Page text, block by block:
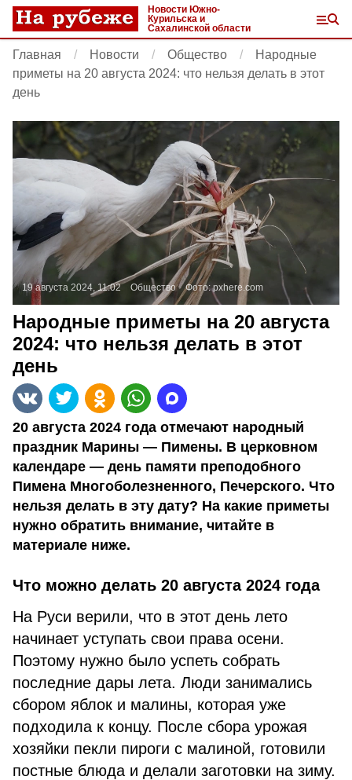
Новости Южно-
Курильска и
Сахалинской области
Главная Новости Общество
Народные
приметы на 20 августа 2024: что нельзя делать в этот
день
19 августа 2024, 11:02 Общество Фото:pxhere.com
Народные приметы на 20 августа
2024: что нельзя делать в этот
день
20 августа 2024 года отмечают народный
праздник Марины — Пимены. В церковном
календаре — день памяти преподобного
Пимена Многоболезненного, Печерского. Что
нельзя делать в эту дату? На какие приметы
нужно обратить внимание, читайте в
материале ниже.
Что можно делать 20 августа 2024 года
На Руси верили, что в этот день лето
начинает уступать свои права осени.
Поэтому нужно было успеть собрать
последние дары лета. Люди занимались
сбором яблок и малины, которая уже
подходила к концу. После сбора урожая
хозяйки пекли пироги с малиной, готовили
постные блюда и делали заготовки на зиму.